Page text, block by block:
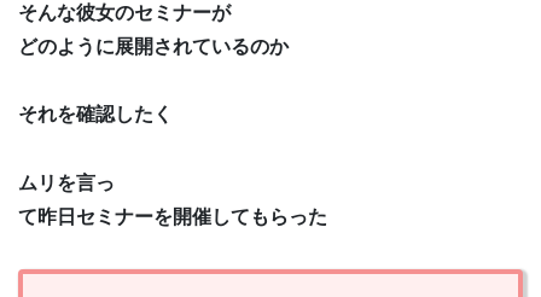
そんな彼女のセミナーが
どのように展開されているのか
それを確認したく
ムリを言っ
て昨日セミナーを開催してもらった